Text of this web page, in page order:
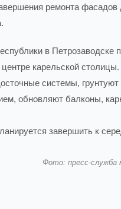
ремонта
в Петрозаводске
карельской
системы,
обновляют балконы,
завершить к
Фото: пресс-служба